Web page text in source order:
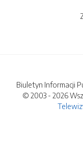
Biuletyn Informacji
© 2003 - 2026